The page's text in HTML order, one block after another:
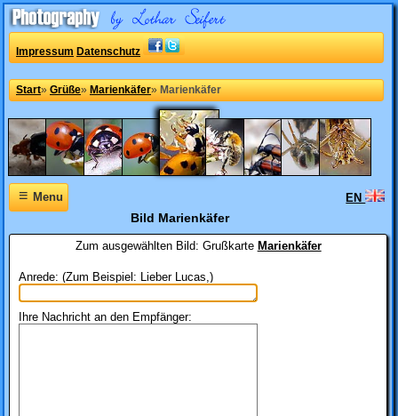
Impressum Datenschutz
Start» Grüße» Marienkäfer» Marienkäfer
≡Menu EN
Bild Marienkäfer
Zum ausgewählten Bild: Grußkarte Marienkäfer
Anrede: (Zum Beispiel: Lieber Lucas,)
Ihre Nachricht an den Empfänger: